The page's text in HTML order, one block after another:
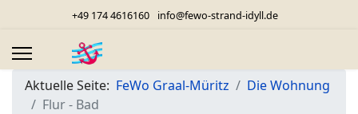
+49 174 4616160 info@fewo-strand-idyll.de
Aktuelle Seite: FeWo Graal-Müritz
Die Wohnung
Flur - Bad